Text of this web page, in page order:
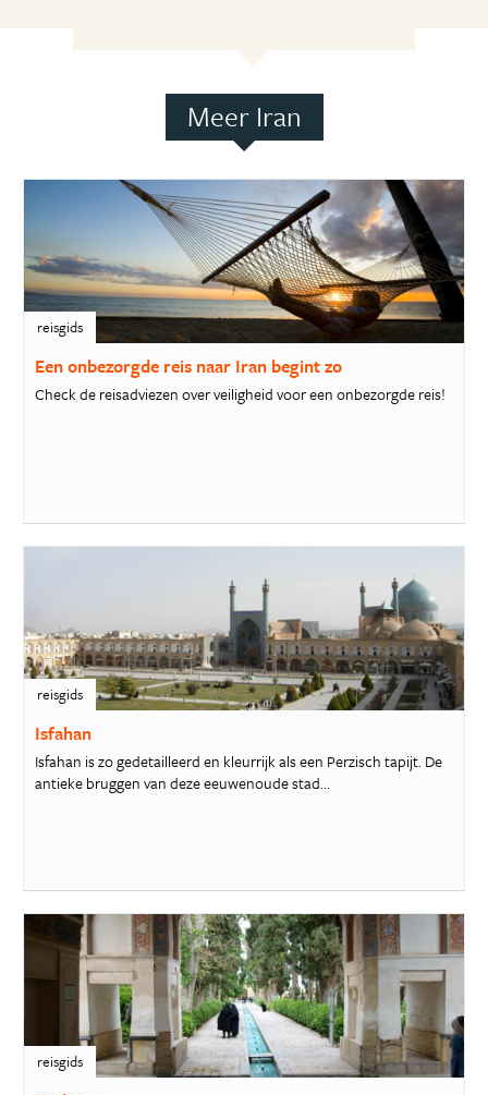
Meer Iran
reisgids
Een onbezorgde reis naar Iran begint zo
Check de reisadviezen over veiligheid voor een onbezorgde reis!
reisgids
Isfahan
Isfahan is zo gedetailleerd en kleurrijk als een Perzisch tapijt. De
antieke bruggen van deze eeuwenoude stad...
reisgids